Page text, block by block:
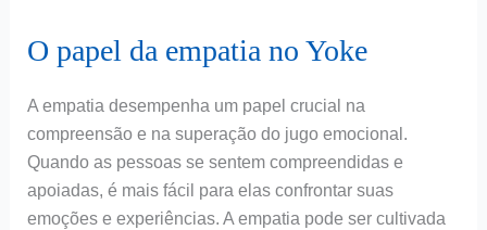
O papel da empatia no Yoke
A empatia desempenha um papel crucial na
compreensão e na superação do jugo emocional.
Quando as pessoas se sentem compreendidas e
apoiadas, é mais fácil para elas confrontar suas
emoções e experiências. A empatia pode ser cultivada